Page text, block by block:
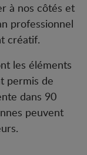
à nos côtés et
professionnel
créatif.
les éléments
permis de
dans 90
peuvent